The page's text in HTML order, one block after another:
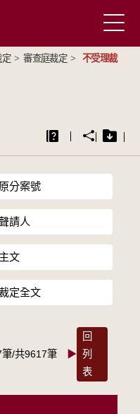
定 > 審查庭裁定 >
不受理裁
原分案號
請人
主文
定全文
/共9617筆 ▶
回
列
表